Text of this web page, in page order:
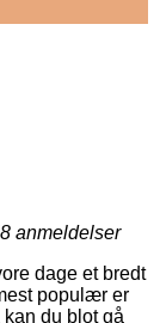
anmeldelser
dage et bredt
populær er
kan du blot gå